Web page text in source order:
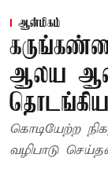
ஆன்மிகம்
ஆலய
கொடியேற்ற
வழிபாடு